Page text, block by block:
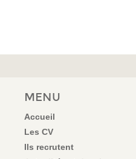
MENU
Accueil
Les CV
Ils recrutent